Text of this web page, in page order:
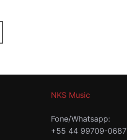
NKS Music
Fone/Whatsapp:
+55 44 99709-0687